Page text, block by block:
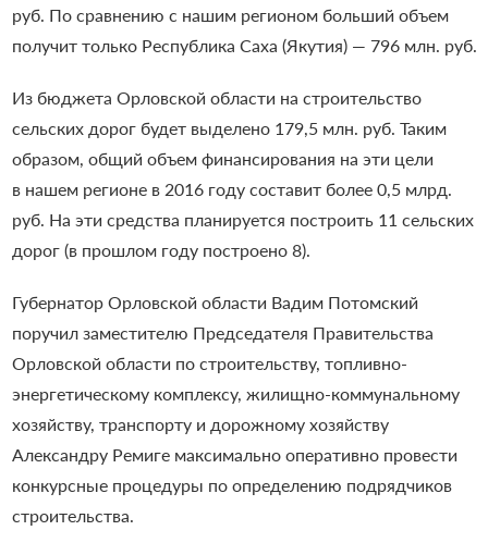
руб. По сравнению с нашим регионом больший объем
получит только Республика Саха (Якутия) — 796 млн. руб.
Из бюджета Орловской области на строительство
сельских дорог будет выделено 179,5 млн. руб. Таким
образом, общий объем финансирования на эти цели
в нашем регионе в 2016 году составит более 0,5 млрд.
руб. На эти средства планируется построить 11 сельских
дорог (в прошлом году построено 8).
Губернатор Орловской области Вадим Потомский
поручил заместителю Председателя Правительства
Орловской области по строительству, топливно-
энергетическому комплексу, жилищно-коммунальному
хозяйству, транспорту и дорожному хозяйству
Александру Ремиге максимально оперативно провести
конкурсные процедуры по определению подрядчиков
строительства.